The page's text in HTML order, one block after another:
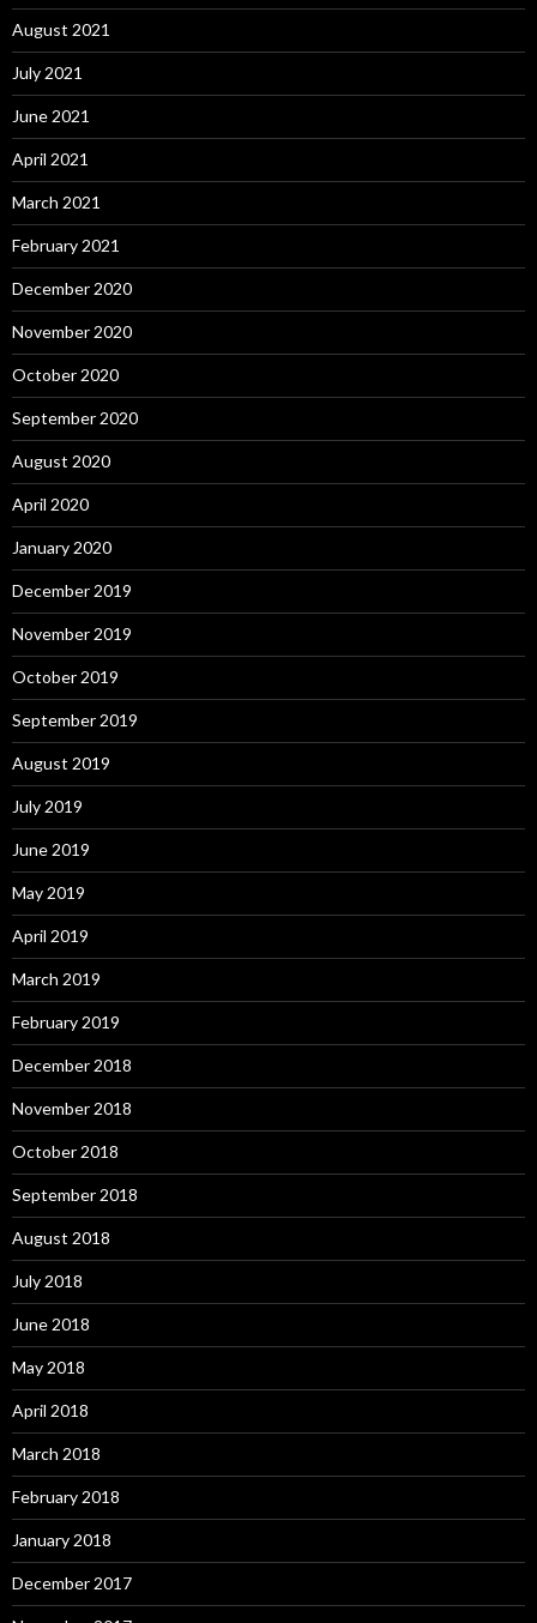
August 2021
July 2021
June 2021
April 2021
March 2021
February 2021
December 2020
November 2020
October 2020
September 2020
August 2020
April 2020
January 2020
December 2019
November 2019
October 2019
September 2019
August 2019
July 2019
June 2019
May 2019
April 2019
March 2019
February 2019
December 2018
November 2018
October 2018
September 2018
August 2018
July 2018
June 2018
May 2018
April 2018
March 2018
February 2018
January 2018
December 2017